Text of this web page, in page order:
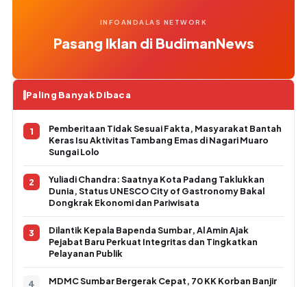
INFOANDALAS NETWORK
Pasang Iklan di BudimanNews
Paling Banyak Dibaca
Pemberitaan Tidak Sesuai Fakta, Masyarakat Bantah
Keras Isu Aktivitas Tambang Emas di Nagari Muaro
Sungai Lolo
Yuliadi Chandra: Saatnya Kota Padang Taklukkan
Dunia, Status UNESCO City of Gastronomy Bakal
Dongkrak Ekonomi dan Pariwisata
Dilantik Kepala Bapenda Sumbar, Al Amin Ajak
Pejabat Baru Perkuat Integritas dan Tingkatkan
Pelayanan Publik
MDMC Sumbar Bergerak Cepat, 70 KK Korban Banjir